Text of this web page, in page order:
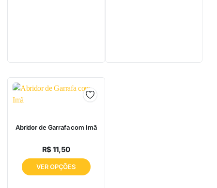
Abridor de Garrafa com Imã
R$11,50
VER OPÇÕES